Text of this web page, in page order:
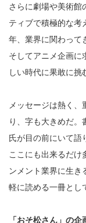
さらに劇場や美術館
ティブで積極的な考
年、業界に関わって
そしてアニメ企画に
しい時代に果敢に挑
メッセージは熱く
り、字も大きめだ。
氏が目の前にいて語
ここにも出来るだけ
ンメント業界に生き
軽に読める一冊とし
「おそ松さん」の